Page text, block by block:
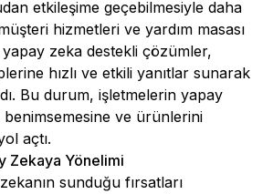
etkileşime geçebilmesiyle daha
hizmetleri ve yardım masası
yapay zeka destekli çözümler,
hızlı ve etkili yanıtlar sunarak
Bu durum, işletmelerin yapay
benimsemesine ve ürünlerini
açtı.
Zekaya Yönelimi
sunduğu fırsatları